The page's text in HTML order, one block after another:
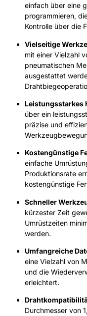
einfach über eine
programmieren,
Kontrolle über die
Vielseitige
mit einer Vielzahl
pneumatischen
ausgestattet
Leistungsstarkes
über ein
präzise und
Kostengünstige
einfache
Produktionsrate
kostengünstige
Schneller
kürzester Zeit
Umrüstzeiten
werden.
Umfangreiche
eine Vielzahl von
und die
erleichtert.
Durchmesser von